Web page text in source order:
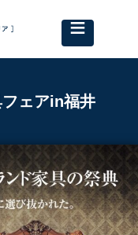
≡
フェアin福井